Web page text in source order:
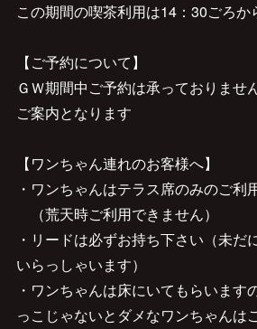
この期間の喫茶利用は14：30ごろ
【ご予約について】
ＧＷ期間中ご予約は承っておりませ
ご案内となります
【ワンちゃん連れのお客様へ】
・ワンちゃんはテラス席のみのご利
（荒天時ご利用できません）
・リードは必ずお持ち下さい（未だ
いらっしゃいます）
・ワンちゃんは床にいてもらいます
っこじゃないとダメなワンちゃんは